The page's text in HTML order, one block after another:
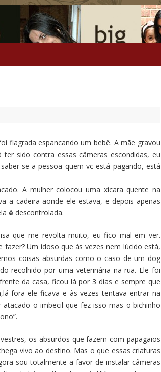
flagrada espancando um bebê. A mãe gravou
sido contra essas câmeras escondidas, eu
se a pessoa quem vc está pagando, está
A mulher colocou uma xícara quente na
a cadeira aonde ele estava, e depois apenas
é descontrolada.
que me revolta muito, eu fico mal em ver.
Um idoso que às vezes nem lúcido está,
coisas absurdas como o caso de um dog
recolhido por uma veterinária na rua. Ele foi
da casa, ficou lá por 3 dias e sempre que
fora ele ficava e às vezes tentava entrar na
o imbecil que fez isso mas o bichinho
os absurdos que fazem com papagaios
vivo ao destino. Mas o que essas criaturas
sou totalmente a favor de instalar câmeras